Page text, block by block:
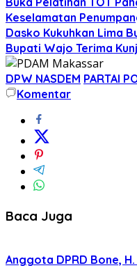
Keselamatan
Dasko Kukuhkan Lima
Bupati Wajo Terima
DPW NASDEM PARTAI
Komentar
Baca Juga
Anggota DPRD Bone,